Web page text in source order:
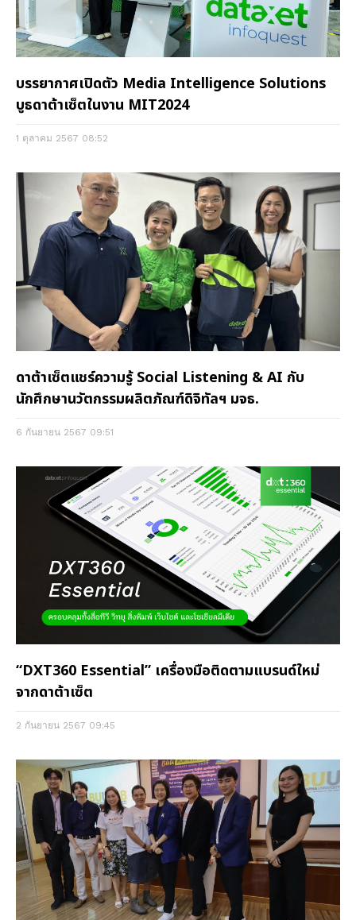
บรรยากาศเปิดตัว Media Intelligence Solutions
บูธดาต้าเซ็ตในงาน MIT2024
1 ตุลาคม 2567 08:52
ดาต้าเซ็ตแชร์ความรู้ Social Listening & AI กับ
นักศึกษานวัตกรรมผลิตภัณฑ์ดิจิทัลฯ มจธ.
6 กันยายน 2567 09:51
“DXT360 Essential” เครื่องมือติดตามแบรนด์ใหม่
จากดาต้าเซ็ต
2 กันยายน 2567 09:45